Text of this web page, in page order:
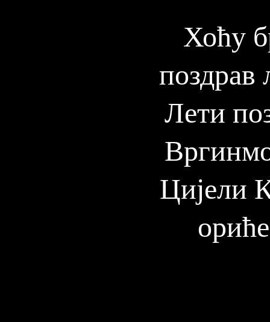
Хоћу
поздрав
Лети
Цијели